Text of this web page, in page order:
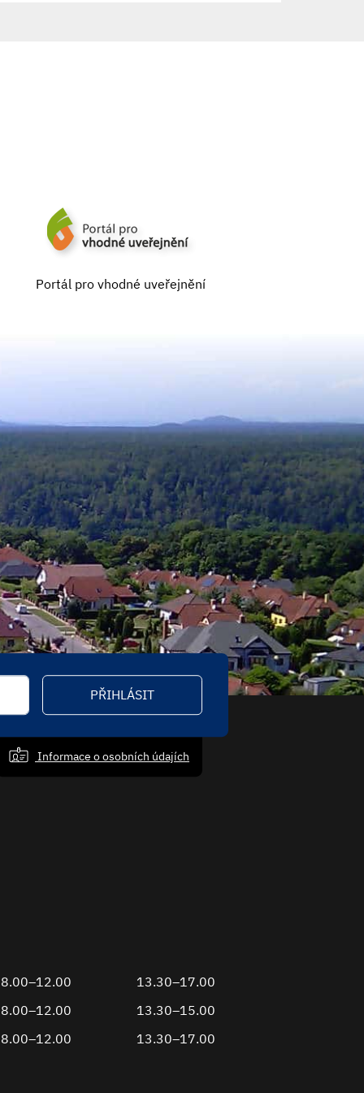
Portál pro vhodné uveřejnění
PŘIHLÁSIT
Informace o osobních údajích
8.00–12.00
13.30–17.00
8.00–12.00
13.30–15.00
8.00–12.00
13.30–17.00